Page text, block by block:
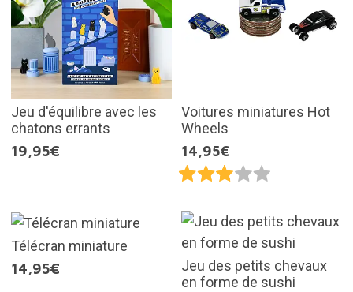
Jeu d'équilibre avec les
chatons errants
19,95€
Voitures miniatures Hot
Wheels
14,95€
Télécran miniature
14,95€
Jeu des petits chevaux
en forme de sushi